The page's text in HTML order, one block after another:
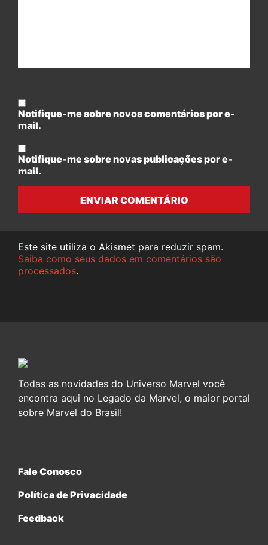
Notifique-me sobre novos comentários por e-
mail.
Notifique-me sobre novas publicações por e-
mail.
ENVIAR COMENTÁRIO
Este site utiliza o Akismet para reduzir spam.
Saiba como seus dados em comentários são
processados.
Todas as novidades do Universo Marvel você
encontra aqui no Legado da Marvel, o maior portal
sobre Marvel do Brasil!
Fale Conosco
Política de Privacidade
Feedback